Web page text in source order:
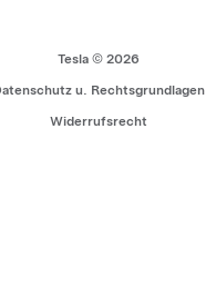
Tesla © 2026
u. Rechtsgrundlagen
Widerrufsrecht